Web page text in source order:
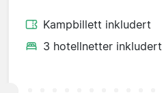
Kampbillett inkludert
3 hotellnetter inkludert